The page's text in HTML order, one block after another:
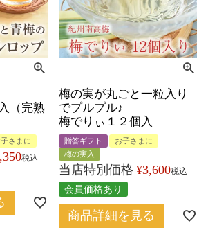
（完熟
さまに
税込
梅の実が丸ごと一粒入り
でプルプル♪
梅でりぃ１２個入
贈答ギフト
お子さまに
梅の実入
当店特別価格 ¥3,600税込
会員価格あり
商品詳細を見る